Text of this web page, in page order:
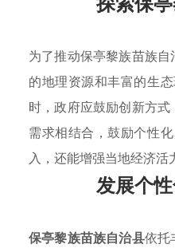
为了推动保亭黎族苗族自
的地理资源和丰富的生
时，政府应鼓励创新方
需求相结合，鼓励个性
入，还能增强当地经济
发展个
保亭黎族苗族自治县依托